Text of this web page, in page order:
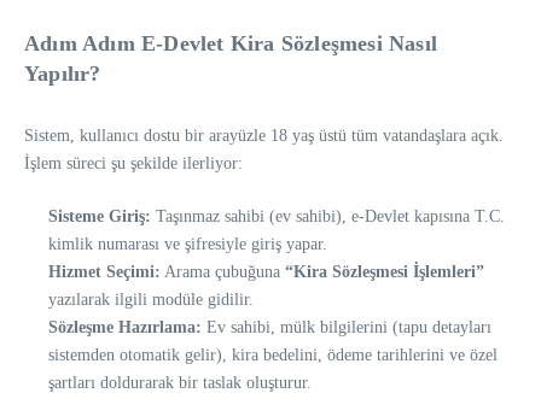
Adım Adım E-Devlet Kira Sözleşmesi Nasıl
Yapılır?
Sistem, kullanıcı dostu bir arayüzle 18 yaş üstü tüm vatandaşlara açık.
İşlem süreci şu şekilde ilerliyor:
Sisteme Giriş: Taşınmaz sahibi (ev sahibi), e-Devlet kapısına T.C.
kimlik numarası ve şifresiyle giriş yapar.
Hizmet Seçimi: Arama çubuğuna “Kira Sözleşmesi İşlemleri”
yazılarak ilgili modüle gidilir.
Sözleşme Hazırlama: Ev sahibi, mülk bilgilerini (tapu detayları
sistemden otomatik gelir), kira bedelini, ödeme tarihlerini ve özel
şartları doldurarak bir taslak oluşturur.